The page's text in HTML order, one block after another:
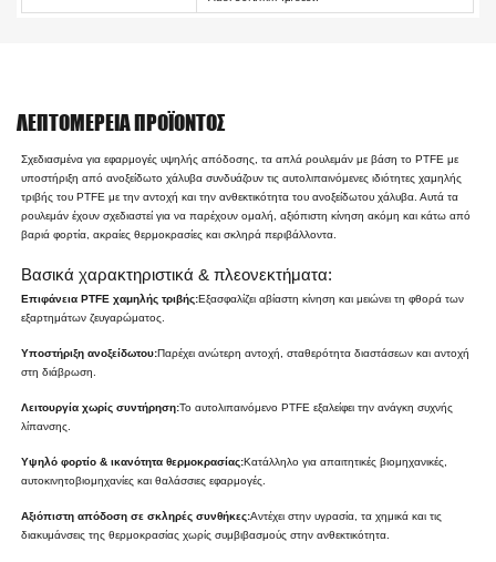
ΛΕΠΤΟΜΈΡΕΙΑ ΠΡΟΪΌΝΤΟΣ
Σχεδιασμένα για εφαρμογές υψηλής απόδοσης, τα απλά ρουλεμάν με βάση το PTFE με
υποστήριξη από ανοξείδωτο χάλυβα συνδυάζουν τις αυτολιπαινόμενες ιδιότητες χαμηλής
τριβής του PTFE με την αντοχή και την ανθεκτικότητα του ανοξείδωτου χάλυβα. Αυτά τα
ρουλεμάν έχουν σχεδιαστεί για να παρέχουν ομαλή, αξιόπιστη κίνηση ακόμη και κάτω από
βαριά φορτία, ακραίες θερμοκρασίες και σκληρά περιβάλλοντα.
Βασικά χαρακτηριστικά & πλεονεκτήματα:
Επιφάνεια PTFE χαμηλής τριβής:Εξασφαλίζει αβίαστη κίνηση και μειώνει τη φθορά των
εξαρτημάτων ζευγαρώματος.
Υποστήριξη ανοξείδωτου:Παρέχει ανώτερη αντοχή, σταθερότητα διαστάσεων και αντοχή
στη διάβρωση.
Λειτουργία χωρίς συντήρηση:Το αυτολιπαινόμενο PTFE εξαλείφει την ανάγκη συχνής
λίπανσης.
Υψηλό φορτίο & ικανότητα θερμοκρασίας:Κατάλληλο για απαιτητικές βιομηχανικές,
αυτοκινητοβιομηχανίες και θαλάσσιες εφαρμογές.
Αξιόπιστη απόδοση σε σκληρές συνθήκες:Αντέχει στην υγρασία, τα χημικά και τις
διακυμάνσεις της θερμοκρασίας χωρίς συμβιβασμούς στην ανθεκτικότητα.